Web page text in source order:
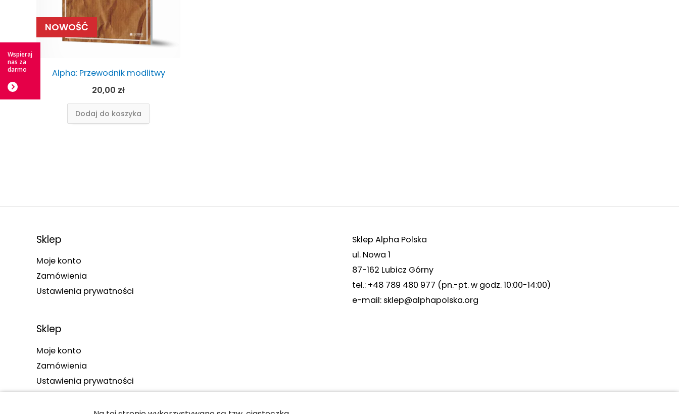
NOWOŚĆ
Alpha: Przewodnik modlitwy
20,00 zł
Dodaj do koszyka
Sklep
Moje konto
Zamówienia
Ustawienia prywatności
Sklep
Moje konto
Zamówienia
Ustawienia prywatności
Sklep Alpha Polska
ul. Nowa 1
87-162 Lubicz Górny
tel.: +48 789 480 977 (pn.-pt. w godz. 10:00-14:00)
e-mail: sklep@alphapolska.org
Wspieraj
nas za
darmo